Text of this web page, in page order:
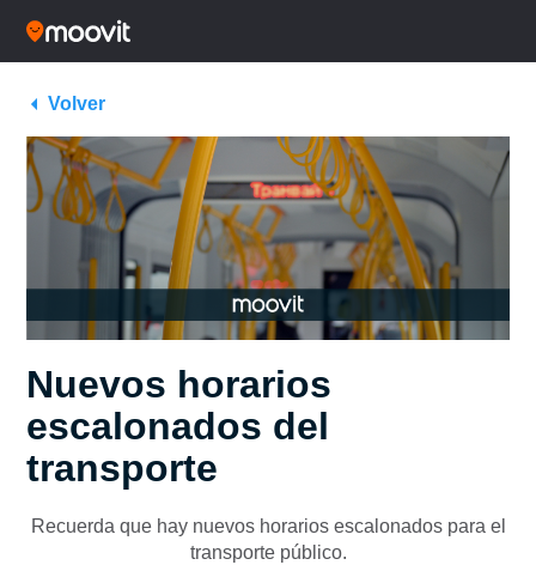
Volver
Nuevos horarios
escalonados del
transporte
Recuerda que hay nuevos horarios escalonados para el
transporte público.